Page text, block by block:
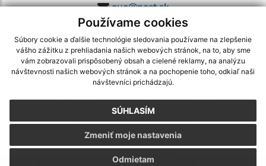
Používame cookies
Súbory cookie a ďalšie technológie sledovania používame na zlepšenie
vášho zážitku z prehliadania našich webových stránok, na to, aby sme
vám zobrazovali prispôsobený obsah a cielené reklamy, na analýzu
návštevnosti našich webových stránok a na pochopenie toho, odkiaľ naši
návštevníci prichádzajú.
SÚHLASÍM
Odmietam
Zmeniť moje nastavenia
ouo@post.sk
využite možnosť získavania aktuálnych informácií s využitím RSS
CMS systém (redakčný) systém ECHELON 2,Mapa stránok,web portál
webex.digital, s.r.o.,domény,registrácia domény
Posledná aktualizácia:05.08.2026
Vytlačiť stránku|Vyhlásenie o prístupnosti